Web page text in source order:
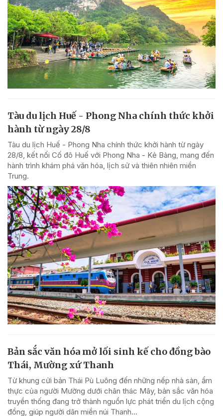
Tàu du lịch Huế - Phong Nha chính thức khởi
hành từ ngày 28/8
Tàu du lịch Huế - Phong Nha chính thức khởi hành từ ngày
28/8, kết nối Cố đô Huế với Phong Nha - Kẻ Bàng, mang đến
hành trình khám phá văn hóa, lịch sử và thiên nhiên miền
Trung.
Bản sắc văn hóa mở lối sinh kế cho đồng bào
Thái, Mường xứ Thanh
Từ khung cửi bản Thái Pù Luông đến những nếp nhà sàn, ẩm
thực của người Mường dưới chân thác Mây, bản sắc văn hóa
truyền thống đang trở thành nguồn lực phát triển du lịch cộng
đồng, giúp người dân miền núi Thanh...